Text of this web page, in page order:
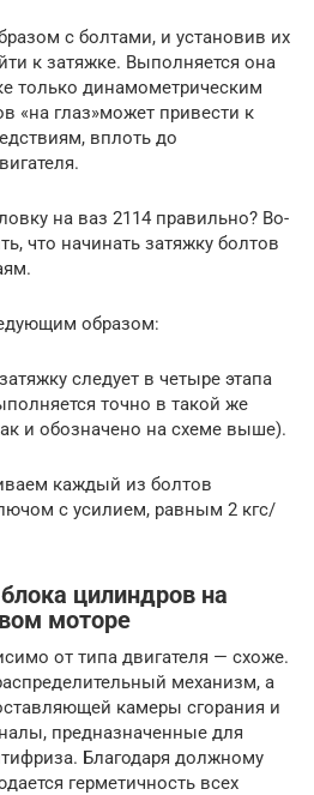
с болтами, и установив их
к затяжке. Выполняется она
только динамометрическим
«на глаз»может привести к
вплоть до
на ваз 2114 правильно? Во-
что начинать затяжку болтов
образом:
следует в четыре этапа
точно в такой же
и обозначено на схеме выше).
каждый из болтов
с усилием, равным 2 кгс/
цилиндров на
моторе
от типа двигателя — схоже.
механизм, а
камеры сгорания и
предназначенные для
Благодаря должному
герметичность всех